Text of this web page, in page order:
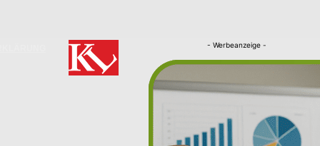
Kaiserslautern
- Werbeanzeige -